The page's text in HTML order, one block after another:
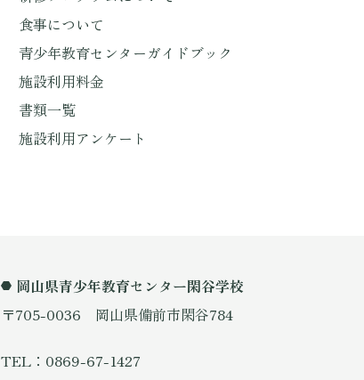
食事について
青少年教育センターガイドブック
施設利用料金
書類一覧
施設利用アンケート
岡山県青少年教育センター閑谷学校
〒705-0036 岡山県備前市閑谷784
TEL：0869-67-1427